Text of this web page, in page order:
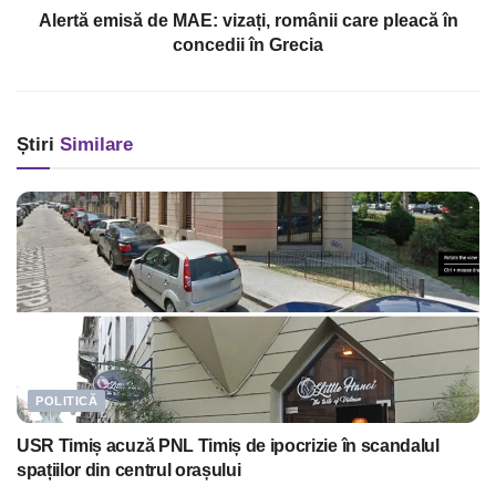
Alertă emisă de MAE: vizați, românii care pleacă în
concedii în Grecia
Știri Similare
POLITICĂ
USR Timiș acuză PNL Timiș de ipocrizie în scandalul
spațiilor din centrul orașului